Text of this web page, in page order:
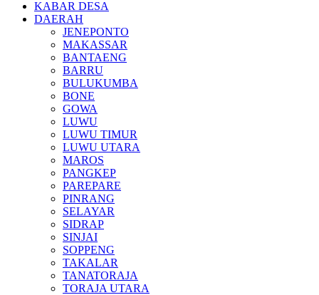
KABAR DESA
DAERAH
JENEPONTO
MAKASSAR
BANTAENG
BARRU
BULUKUMBA
BONE
GOWA
LUWU
LUWU TIMUR
LUWU UTARA
MAROS
PANGKEP
PAREPARE
PINRANG
SELAYAR
SIDRAP
SINJAI
SOPPENG
TAKALAR
TANATORAJA
TORAJA UTARA